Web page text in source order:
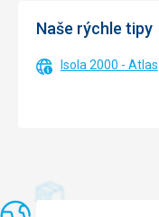
Naše rýchle tipy
Isola 2000 - Atlas